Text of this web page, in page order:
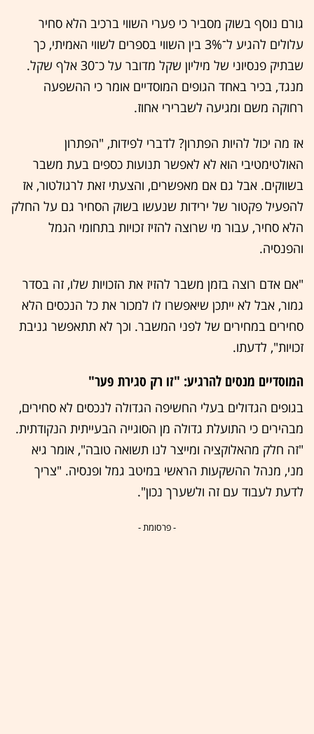
גורם נוסף בשוק מסביר כי פערי השווי ברכיב הלא סחיר
עלולים להגיע ל־3% בין השווי בספרים לשווי האמיתי, כך
שבתיק פנסיוני של מיליון שקל מדובר על כ־30 אלף שקל.
מנגד, בכיר באחד הגופים המוסדיים אומר כי ההשפעה
רחוקה משם ומגיעה לשברירי אחוז.
אז מה יכול להיות הפתרון? לדברי לפידות, "הפתרון
האולטימטיבי הוא לא לאפשר תנועות כספים בעת משבר
בשווקים. אבל גם אם מאפשרים, והצעתי זאת לרגולטור, אז
להפעיל פקטור של ירידות שנעשו בשוק הסחיר גם על החלק
הלא סחיר, עבור מי שרוצה להזיז זכויות בתחומי הגמל
והפנסיה.
"אם אדם רוצה בזמן משבר להזיז את הזכויות שלו, זה בסדר
גמור, אבל לא ייתכן שיאפשרו לו למכור את כל הנכסים הלא
סחירים במחירים של לפני המשבר. וכך לא תתאפשר גניבת
זכויות", לדעתו.
המוסדיים מנסים להרגיע: "זו רק סגירת פער"
בגופים הגדולים בעלי החשיפה הגדולה לנכסים לא סחירים,
מבהירים כי התועלת גדולה מן הסוגייה הבעייתית הנקודתית.
"זה חלק מהאלוקציה ומייצר לנו תשואה טובה", אומר גיא
מני, מנהל ההשקעות הראשי במיטב גמל ופנסיה. "צריך
לדעת לעבוד עם זה ולשערך נכון".
- פרסומת -